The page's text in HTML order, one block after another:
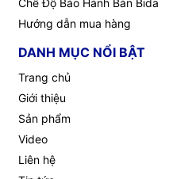
Chế Độ Bảo Hành Bàn Bida
Hướng dẫn mua hàng
DANH MỤC NỔI BẬT
Trang chủ
Giới thiệu
Sản phẩm
Video
Liên hệ